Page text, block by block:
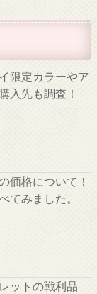
限定カラーやア
入先も調査！
価格について！
てみました。
ットの戦利品